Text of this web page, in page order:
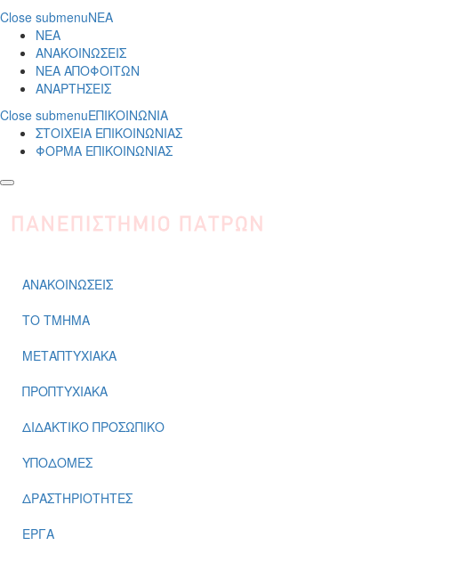
Close submenuΝΕΑ
ΝΕΑ
ΑΝΑΚΟΙΝΩΣΕΙΣ
ΝΕΑ ΑΠΟΦΟΙΤΩΝ
ΑΝΑΡΤΗΣΕΙΣ
Close submenuΕΠΙΚΟΙΝΩΝΙΑ
ΣΤΟΙΧΕΙΑ ΕΠΙΚΟΙΝΩΝΙΑΣ
ΦΟΡΜΑ ΕΠΙΚΟΙΝΩΝΙΑΣ
ΑΝΑΚΟΙΝΩΣΕΙΣ
ΤΟ ΤΜΗΜΑ
ΜΕΤΑΠΤΥΧΙΑΚΑ
ΠΡΟΠΤΥΧΙΑΚΑ
ΔΙΔΑΚΤΙΚΟ ΠΡΟΣΩΠΙΚΟ
ΥΠΟΔΟΜΕΣ
ΔΡΑΣΤΗΡΙΟΤΗΤΕΣ
ΕΡΓΑ